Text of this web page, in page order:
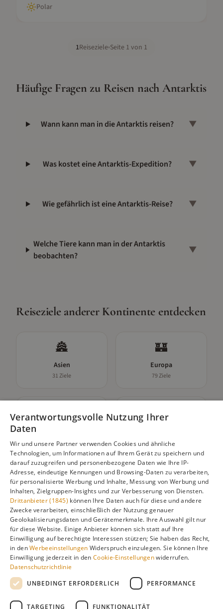
Polar
1Reiseziele Seite 1 von 1
Häufige Fragen zu Reisen nach Antarktis
Wann kann man in die Antarktis reisen? ▼
Was kostet eine Antarktis-Expedition? ▼
Wie gefährlich ist eine Antarktis-Reise? ▼
Welche Tiere kann man in der Antarktis
beobachten?
▼
Reiseziele anderer Kontinente entdecken
🏯
Asien
31Ziele
🏰
Europa
79Ziele
🏝️
10Ziele
🗽
10 Ziele
🌿
Südamerika
9Ziele
🦁
Afrika
15Ziele
🦘
Ozeanien
4Ziele
🐧
Antarktis
Verantwortungsvolle Nutzung Ihrer
Daten
Wir und unsere Partner verwenden Cookies und ähnliche
Technologien, um Informationen auf Ihrem Gerät zu speichern und
darauf zuzugreifen und personenbezogene Daten wie Ihre IP-
Adresse, eindeutige Kennungen und Browsing-Daten zu verarbeiten,
für personalisierte Werbung und Inhalte, Messung von Werbung und
Inhalten, Zielgruppen-Insights und zur Verbesserung von Diensten.
Drittanbieter (1845) können Ihre Daten auch für diese und andere
Zwecke verarbeiten, einschließlich der Nutzung genauer
Geolokalisierungsdaten und Gerätemerkmale. Ihre Auswahl gilt nur
für diese Website. Einige Anbieter können sich statt auf Ihre
Einwilligung auf berechtigte Interessen stützen; Sie haben das Recht,
in denWerbeeinstellungen Widerspruch einzulegen. Sie können Ihre
Einwilligung jederzeit in denCookie-Einstellungenwiderrufen.
Datenschutzrichtlinie
UNBEDINGT ERFORDERLICH
PERFORMANCE
TARGETING FUNKTIONALITÄT